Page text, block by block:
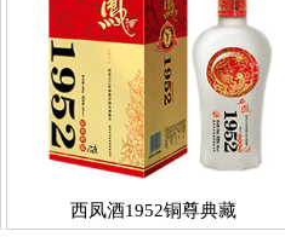
西凤酒1952铜尊典藏